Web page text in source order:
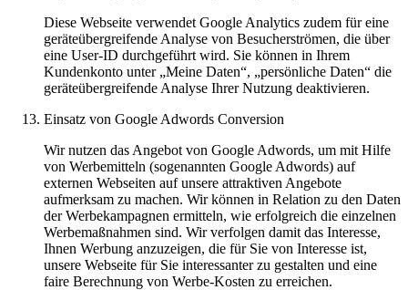
Diese Webseite verwendet Google Analytics zudem für eine
geräteübergreifende Analyse von Besucherströmen, die über
eine User-ID durchgeführt wird. Sie können in Ihrem
Kundenkonto unter „Meine Daten“, „persönliche Daten“ die
geräteübergreifende Analyse Ihrer Nutzung deaktivieren.
Einsatz von Google Adwords Conversion
Wir nutzen das Angebot von Google Adwords, um mit Hilfe
von Werbemitteln (sogenannten Google Adwords) auf
externen Webseiten auf unsere attraktiven Angebote
aufmerksam zu machen. Wir können in Relation zu den Daten
der Werbekampagnen ermitteln, wie erfolgreich die einzelnen
Werbemaßnahmen sind. Wir verfolgen damit das Interesse,
Ihnen Werbung anzuzeigen, die für Sie von Interesse ist,
unsere Webseite für Sie interessanter zu gestalten und eine
faire Berechnung von Werbe-Kosten zu erreichen.